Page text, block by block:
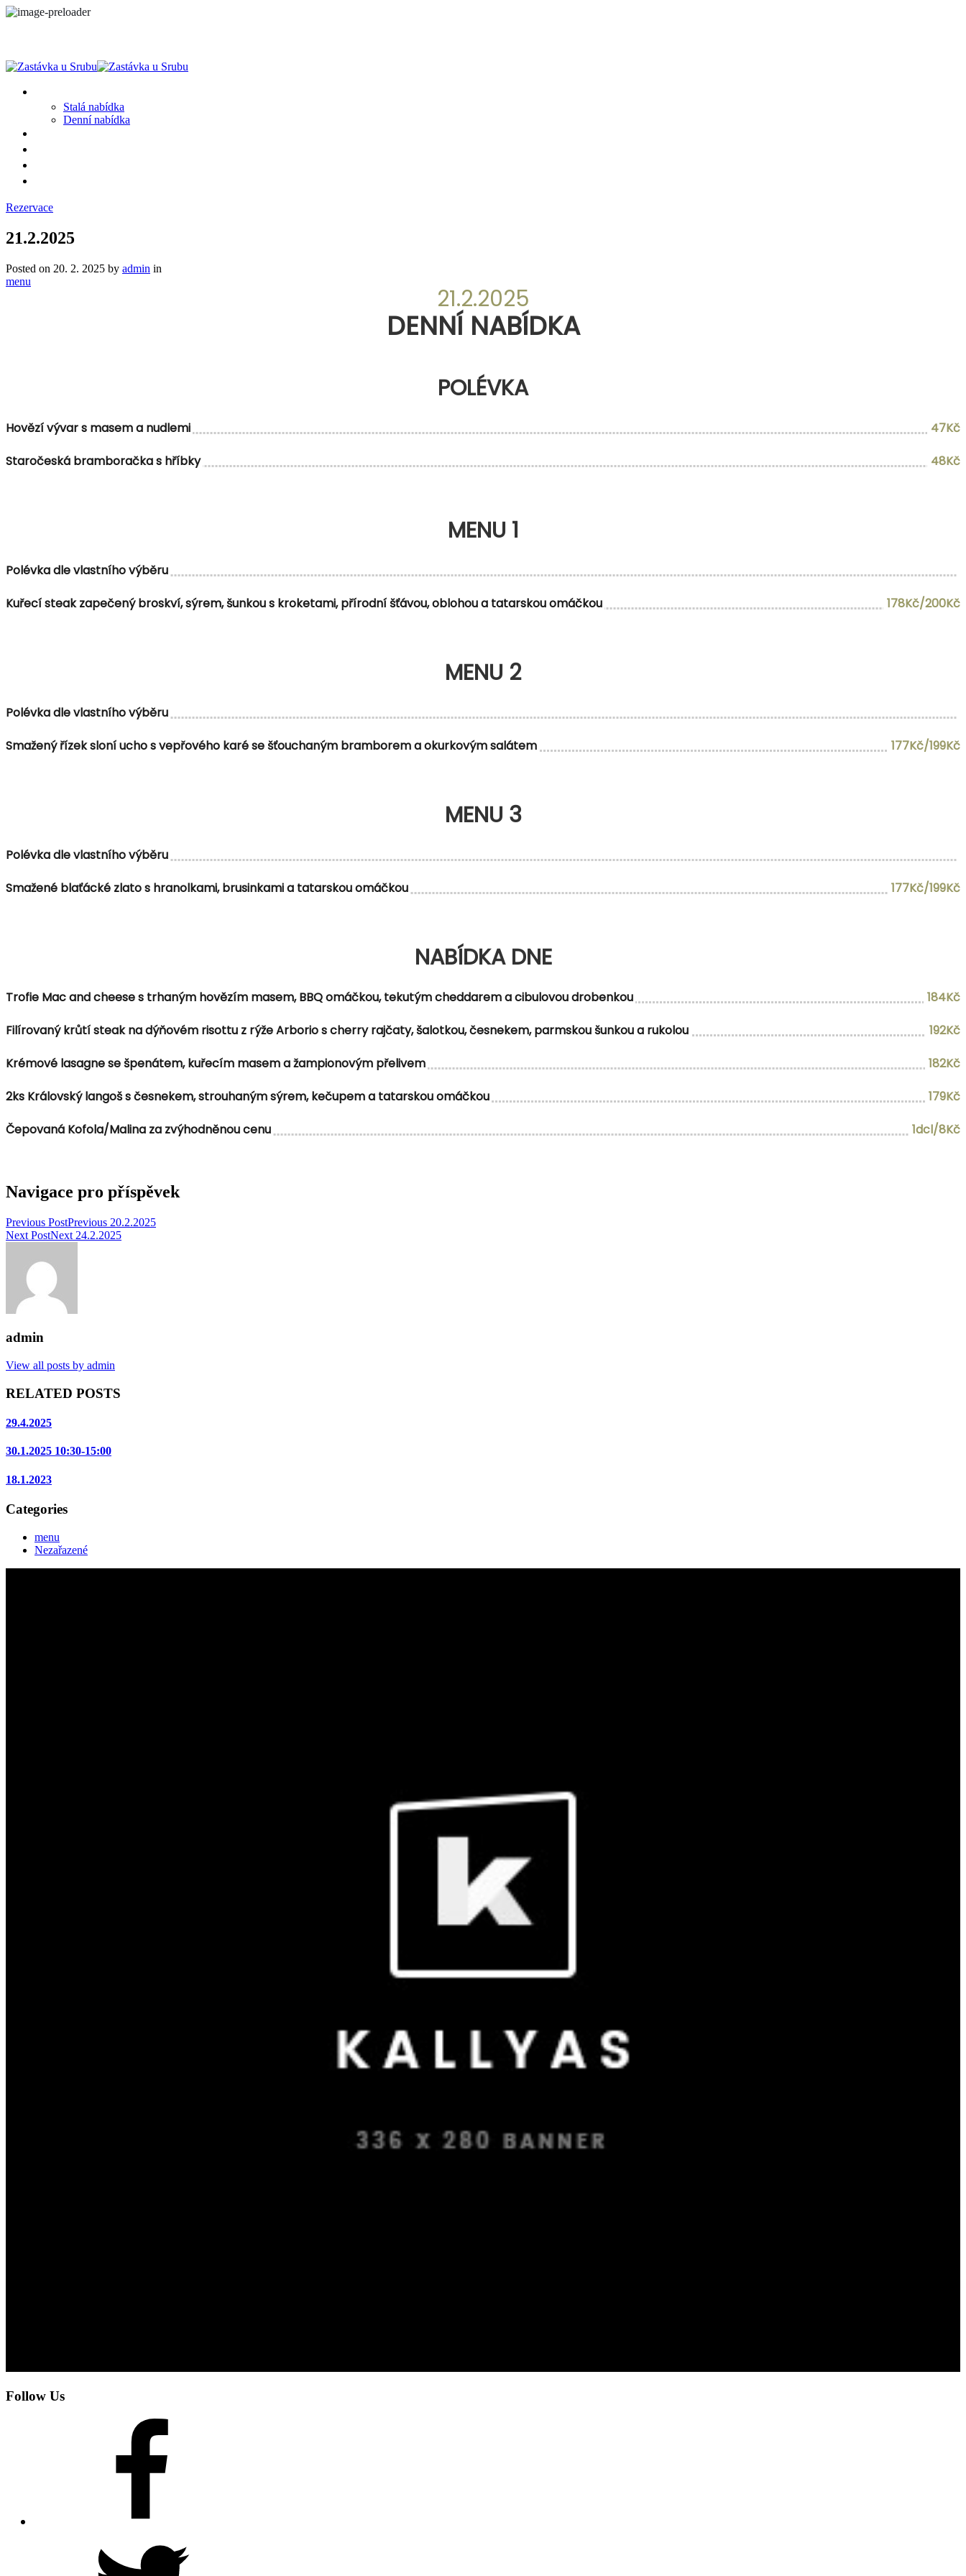
Stalá nabídka
Denní nabídka
Rezervace
21.2.2025
Posted on 20. 2. 2025 by admin in
menu
21.2.2025
DENNÍ NABÍDKA
POLÉVKA
Hovězí vývar s masem a nudlemi
47Kč
Staročeská bramboračka s hříbky
48Kč
MENU 1
Polévka dle vlastního výběru
Kuřecí steak zapečený broskví, sýrem, šunkou s kroketami, přírodní šťávou, oblohou a tatarskou omáčkou
178Kč/200Kč
MENU 2
Polévka dle vlastního výběru
Smažený řízek sloní ucho s vepřového karé se šťouchaným bramborem a okurkovým salátem
177Kč/199Kč
MENU 3
Polévka dle vlastního výběru
Smažené blaťácké zlato s hranolkami, brusinkami a tatarskou omáčkou
177Kč/199Kč
NABÍDKA DNE
Trofie Mac and cheese s trhaným hovězím masem, BBQ omáčkou, tekutým cheddarem a cibulovou drobenkou
184Kč
Filírovaný krůtí steak na dýňovém risottu z rýže Arborio s cherry rajčaty, šalotkou, česnekem, parmskou šunkou a rukolou
192Kč
Krémové lasagne se špenátem, kuřecím masem a žampionovým přelivem
182Kč
2ks Královský langoš s česnekem, strouhaným sýrem, kečupem a tatarskou omáčkou
179Kč
Čepovaná Kofola/Malina za zvýhodněnou cenu
1dcl/8Kč
Navigace pro příspěvek
Previous PostPrevious 20.2.2025
Next PostNext 24.2.2025
admin
View all posts by admin
RELATED POSTS
29.4.2025
30.1.2025 10:30-15:00
18.1.2023
Categories
menu
Nezařazené
Follow Us